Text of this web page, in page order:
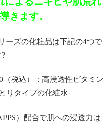
きます。
ーズの化粧品は下記の4つで
?
税込）：高浸透性ビタミン
りタイプの化粧水
）配合で肌への浸透力は